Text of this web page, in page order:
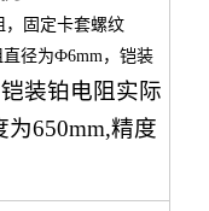
，固定卡套螺纹
径为Ф6mm，铠装
装铂电阻实际
为650mm,精度